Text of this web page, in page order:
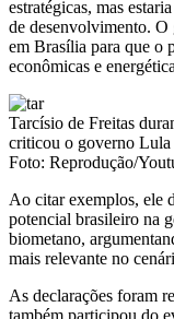
estratégicas, mas
de desenvolvimento. O
em Brasília para que o
econômicas e
Tarcísio de Freitas
criticou o governo Lula
Foto: Reprodução/
Ao citar exemplos, ele
potencial brasileiro na
biometano,
mais relevante no
As declarações foram
também participou do